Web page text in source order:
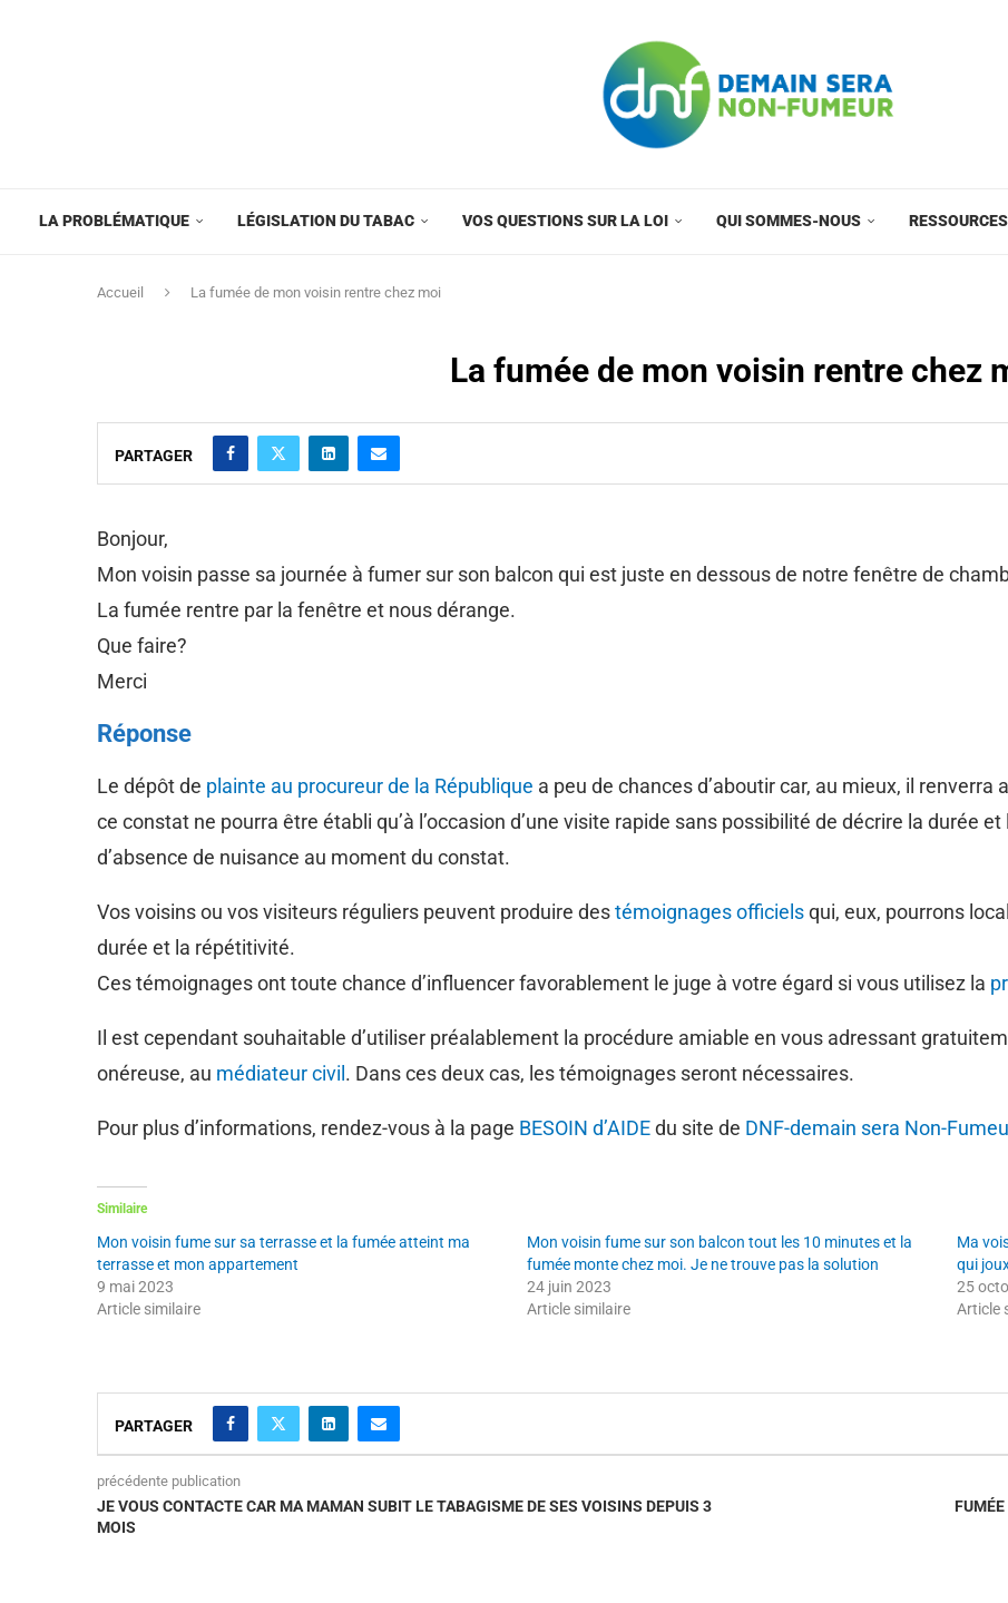
LA PROBLÉMATIQUE LÉGISLATION DU TABAC VOS QUESTIONS SUR LA LOI QUI SOMMES-NOUS RESSOURCES
Accueil La fumée de mon voisin rentre chez moi
La fumée de mon voisin rentre chez
PARTAGER
Bonjour,
Mon voisin passe sa journée à fumer sur son balcon qui est juste en dessous de notre fenêtre de
La fumée rentre par la fenêtre et nous dérange.
Que faire?
Merci
Réponse
Le dépôt de plainte au procureur de la République a peu de chances d’aboutir car, au mieux, il
ce constat ne pourra être établi qu’à l’occasion d’une visite rapide sans possibilité de décrire la durée
d’absence de nuisance au moment du constat.
Vos voisins ou vos visiteurs réguliers peuvent produire destémoignages officielsqui, eux, pourrons
durée et la répétitivité.
Ces témoignages ont toute chance d’influencer favorablement le juge à votre égard si vous utilisez la
Il est cependant souhaitable d’utiliser préalablement la procédure amiable en vous adressant
onéreuse, au médiateur civil . Dans ces deux cas, les témoignages seront nécessaires.
Pour plus d’informations, rendez-vous à la page BESOIN d’AIDEdu site de DNF-demain sera Non-
Similaire
Mon voisin fume sur sa terrasse et la fumée atteint ma
terrasse et mon appartement
9 mai 2023
Article similaire
Mon voisin fume sur son balcon tout les 10 minutes et la
fumée monte chez moi. Je ne trouve pas la solution
24 juin 2023
Article similaire
Ma
qui
25
Article
PARTAGER
précédente publication
JE VOUS CONTACTE CAR MA MAMAN SUBIT LE TABAGISME DE SES VOISINS DEPUIS 3
MOIS